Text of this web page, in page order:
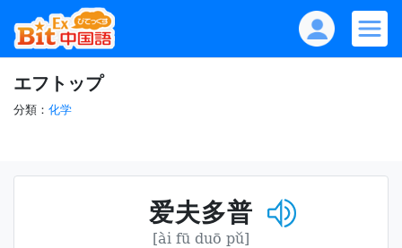
エフトップ
分類： 化学
爱夫多普
[ài fū duō pǔ]